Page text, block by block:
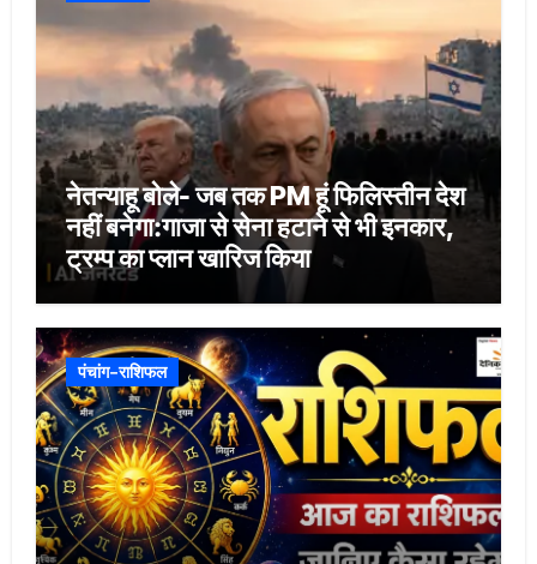
नेतन्याहू बोले- जब तक PM हूं फिलिस्तीन देश
नहीं बनेगा:गाजा से सेना हटाने से भी इनकार,
ट्रम्प का प्लान खारिज किया
पंचांग-राशिफल